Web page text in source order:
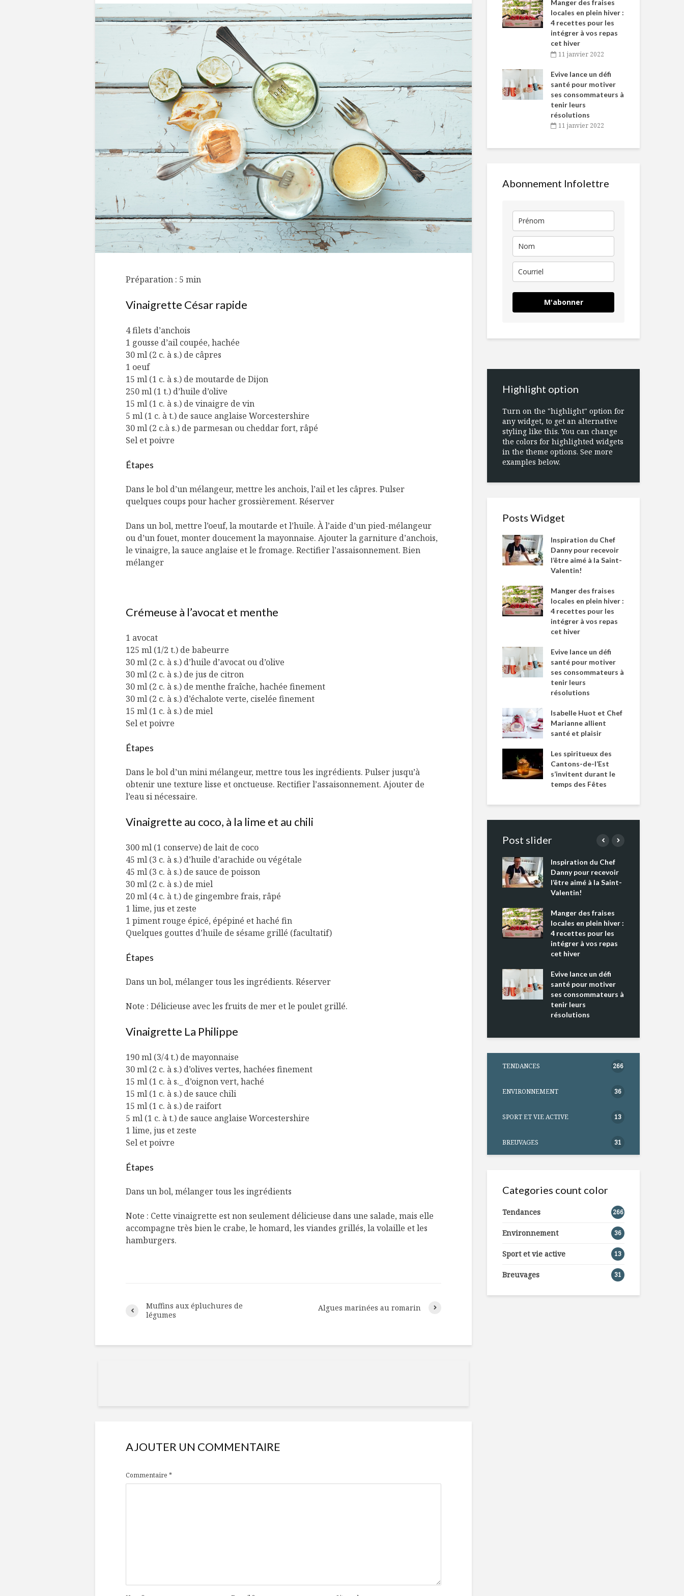
Préparation : 5 min
Vinaigrette César rapide
4 filets d’anchois
1 gousse d’ail coupée, hachée
30 ml (2 c. à s.) de câpres
1 oeuf
15 ml (1 c. à s.) de moutarde de Dijon
250 ml (1 t.) d’huile d’olive
15 ml (1 c. à s.) de vinaigre de vin
5 ml (1 c. à t.) de sauce anglaise Worcestershire
30 ml (2 c.à s.) de parmesan ou cheddar fort, râpé
Sel et poivre
Étapes
Dans le bol d’un mélangeur, mettre les anchois, l’ail et les câpres. Pulser
quelques coups pour hacher grossièrement. Réserver
Dans un bol, mettre l’oeuf, la moutarde et l’huile. À l’aide d’un pied-mélangeur
ou d’un fouet, monter doucement la mayonnaise. Ajouter la garniture d’anchois,
le vinaigre, la sauce anglaise et le fromage. Rectifier l’assaisonnement. Bien
mélanger
Crémeuse à l’avocat et menthe
1 avocat
125 ml (1/2 t.) de babeurre
30 ml (2 c. à s.) d’huile d’avocat ou d’olive
30 ml (2 c. à s.) de jus de citron
30 ml (2 c. à s.) de menthe fraîche, hachée finement
30 ml (2 c. à s.) d’échalote verte, ciselée finement
15 ml (1 c. à s.) de miel
Sel et poivre
Étapes
Dans le bol d’un mini mélangeur, mettre tous les ingrédients. Pulser jusqu’à
obtenir une texture lisse et onctueuse. Rectifier l’assaisonnement. Ajouter de
l’eau si nécessaire.
Vinaigrette au coco, à la lime et au chili
300 ml (1 conserve) de lait de coco
45 ml (3 c. à s.) d’huile d’arachide ou végétale
45 ml (3 c. à s.) de sauce de poisson
30 ml (2 c. à s.) de miel
20 ml (4 c. à t.) de gingembre frais, râpé
1 lime, jus et zeste
1 piment rouge épicé, épépiné et haché fin
Quelques gouttes d’huile de sésame grillé (facultatif)
Étapes
Dans un bol, mélanger tous les ingrédients. Réserver
Note : Délicieuse avec les fruits de mer et le poulet grillé.
Vinaigrette La Philippe
190 ml (3/4 t.) de mayonnaise
30 ml (2 c. à s.) d’olives vertes, hachées finement
15 ml (1 c. à s._ d’oignon vert, haché
15 ml (1 c. à s.) de sauce chili
15 ml (1 c. à s.) de raifort
5 ml (1 c. à t.) de sauce anglaise Worcestershire
1 lime, jus et zeste
Sel et poivre
Étapes
Dans un bol, mélanger tous les ingrédients
Note : Cette vinaigrette est non seulement délicieuse dans une salade, mais elle
accompagne très bien le crabe, le homard, les viandes grillés, la volaille et les
hamburgers.
Muffins aux épluchures de
légumes
Algues marinées au romarin
AJOUTER UN COMMENTAIRE
Commentaire *
Manger des fraises
locales en plein hiver :
4 recettes pour les
intégrer à vos repas
cet hiver
11 janvier 2022
Evive lance un défi
santé pour motiver
ses consommateurs à
tenir leurs
résolutions
11 janvier 2022
Cantons-de-l’Est
s’invitent durant le
temps des Fêtes
25 novembre 2021
Tout baigne dans
l’huile… de Caméline
pour Chantal Van
Winden
25 novembre 2021
Manger des fraises
locales en plein hiver :
4 recettes pour les
intégrer à vos repas
cet hiver
11 janvier 2022
Evive lance un défi
santé pour motiver
ses consommateurs à
tenir leurs
résolutions
11 janvier 2022
Abonnement Infolettre
M'abonner
Highlight option
Turn on the "highlight" option for
any widget, to get an alternative
styling like this. You can change
the colors for highlighted widgets
in the theme options. See more
examples below.
Posts Widget
Inspiration du Chef
Danny pour recevoir
l’être aimé à la Saint-
Valentin!
Manger des fraises
locales en plein hiver :
4 recettes pour les
intégrer à vos repas
cet hiver
Evive lance un défi
santé pour motiver
ses consommateurs à
tenir leurs
résolutions
Isabelle Huot et Chef
Marianne allient
santé et plaisir
Les spiritueux des
Cantons-de-l’Est
s’invitent durant le
temps des Fêtes
Post slider
temps des Fêtes
Winden
Inspiration du Chef
Danny pour recevoir
l’être aimé à la Saint-
Valentin!
Manger des fraises
locales en plein hiver :
4 recettes pour les
intégrer à vos repas
cet hiver
Evive lance un défi
santé pour motiver
ses consommateurs à
tenir leurs
résolutions
TENDANCES 266
ENVIRONNEMENT 36
SPORT ET VIE ACTIVE 13
BREUVAGES 31
Categories count color
Tendances 266
Environnement 36
Sport et vie active 13
Breuvages 31
Pancakes aux
framboises, citron
et graines de
pavot
SAUVER SES
ALIMENTS, C’EST
SAUVER LA
L’ARGENT
pour la cause